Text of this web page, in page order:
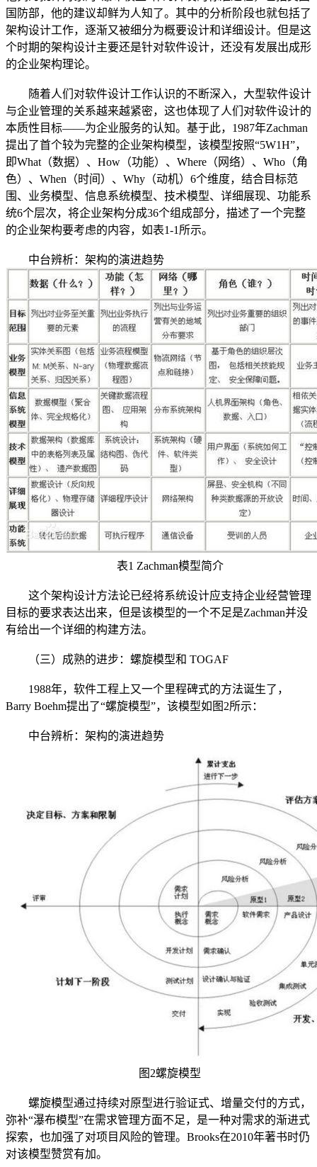
国防部，他的建议却鲜为人知了。其中的分析阶段也就包括了
架构设计工作，逐渐又被细分为概要设计和详细设计。但是这
个时期的架构设计主要还是针对软件设计，还没有发展出成形
的企业架构理论。
随着人们对软件设计工作认识的不断深入，大型软件设计
与企业管理的关系越来越紧密，这也体现了人们对软件设计的
本质性目标——为企业服务的认知。基于此，1987年Zachman
提出了首个较为完整的企业架构模型，该模型按照“5W1H”，
即What（数据）、How（功能）、Where（网络）、Who（角
色）、When（时间）、Why（动机）6个维度，结合目标范
围、业务模型、信息系统模型、技术模型、详细展现、功能系
统6个层次，将企业架构分成36个组成部分，描述了一个完整
的企业架构要考虑的内容，如表1-1所示。
中台辨析：架构的演进趋势
表1 Zachman模型简介
这个架构设计方法论已经将系统设计应支持企业经营管理
目标的要求表达出来，但是该模型的一个不足是Zachman并没
有给出一个详细的构建方法。
（三）成熟的进步：螺旋模型和 TOGAF
1988年，软件工程上又一个里程碑式的方法诞生了，
Barry Boehm提出了“螺旋模型”，该模型如图2所示：
中台辨析：架构的演进趋势
图2螺旋模型
螺旋模型通过持续对原型进行验证式、增量交付的方式，
弥补“瀑布模型”在需求管理方面不足，是一种对需求的渐进式
探索，也加强了对项目风险的管理。Brooks在2010年著书时仍
对该模型赞赏有加。